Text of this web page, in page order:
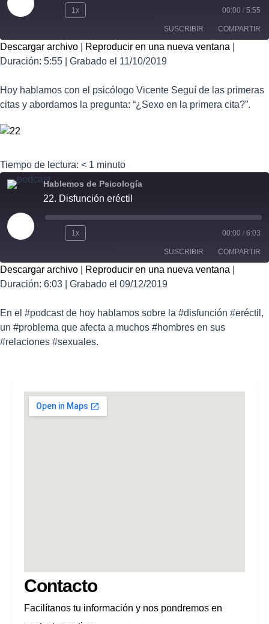
1x 00:00 / 5:55
SUSCRIBIR COMPARTIR
COMPART
ENLACE
INCRUSTA
Descargar archivo Reproducir en una nueva ventana
Duración: 5:55
Grabado el 11/10/2019
Hoy hablamos con el psicólogo Vicente Seguí de las primeras
citas y abordamos la pregunta: “¿Sexo en la primera cita?”.
Tiempo de lectura: < 1 minuto
Hablemos de Psicología
22. Disfunción eréctil
1x 00:00 / 6:03
SUSCRIBIR COMPARTIR
COMPART
ENLACE
INCRUSTA
R
Descargar archivo Reproducir en una nueva ventana
Duración: 6:03
Grabado el 09/12/2019
En el #podcast de hoy hablamos sobre la #disfunción #eréctil,
un #problema que afecta a muchos #hombres en sus
#relaciones #sexuales.
Contacto
Facilítanos tu información y nos pondremos en